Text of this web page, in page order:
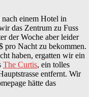
einem Hotel in
das Zentrum zu Fuss
der Woche aber leider
pro Nacht zu bekommen.
haben, ergatten wir ein
The Curtis, ein tolles
entfernt. Wir
hätte das